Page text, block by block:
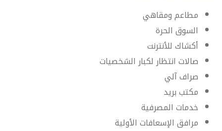
مطاعم ومقاهي
السوق الحرة
أكشاك للأنترنت
صالات انتظار لكبار الشخصيات
صراف آلي
مكتب بريد
خدمات المصرفية
مرافق الإسعافات الأولية